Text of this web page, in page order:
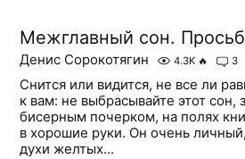
Межглавный сон.
Денис Сорокотягин 4.3K 🔥 3
Снится или видится, не все ли
к вам: не выбрасывайте этот сон,
бисерным почерком, на полях
в хорошие руки. Он очень
духи желтых...